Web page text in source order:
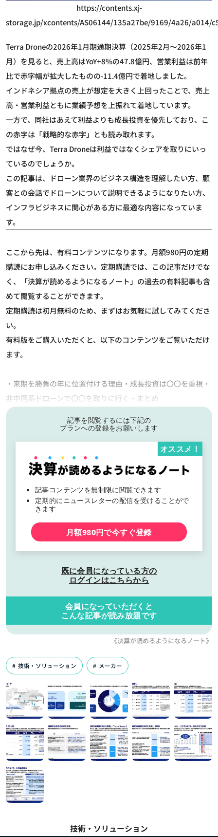
https://contents.xj-
storage.jp/xcontents/AS06144/135a27be/9169/4a26/a014/
Terra Droneの2026年1月期通期決算（2025年2月～2026年1
月）を見ると、売上高はYoY+8%の47.8億円、営業利益は前年
比で赤字幅が拡大したものの-11.4億円で着地しました。
インドネシア拠点の売上が想定を大きく上回ったことで、売上
高・営業利益ともに業績予想を上振れて着地しています。
一方で、同社はあえて利益よりも成長投資を優先しており、こ
の赤字は「戦略的な赤字」とも読み取れます。
ではなぜ今、Terra Droneは利益ではなくシェアを取りにいっ
ているのでしょうか。
この記事は、ドローン業界のビジネス構造を理解したい方、顧
客との会話でドローンについて説明できるようになりたい方、
インフラビジネスに関心がある方に最適な内容になっていま
す。
ここから先は、有料コンテンツになります。月額980円の定期
購読にお申し込みください。定期購読では、この記事だけでな
く、「決算が読めるようになるノート」の過去の有料記事も含
めて閲覧することができます。
定期購読は初月無料のため、まずはお気軽に試してみてくださ
い。
有料版をご購入いただくと、以下のコンテンツをご覧いただけ
ます。
・来期を勝負の年に位置付ける理由・成長投資は〇〇を重視・
非中国系ドローンで〇〇を取りに行く・まとめ
記事を閲覧するには下記の
プランへの登録をお願いします
記事コンテンツを無制限に閲覧できます
定期的にニュースレターの配信を受けることがで
きます
オススメ！
月額980円で今すぐ登録
既に会員になっている方の
ログインはこちらから
会員になっていただくと
こんな記事が読み放題です
《決算が読めるようになるノート》
技術・ソリューション メーカー
技術・ソリューション